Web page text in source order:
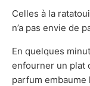
Celles à la
n’a pas envie de
En quelques
enfourner un plat
parfum